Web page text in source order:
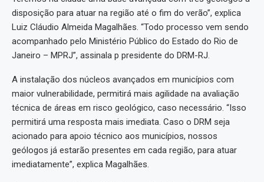
disposição para atuar na região até o fim do verão”, explica
Luiz Cláudio Almeida Magalhães. “Todo processo vem sendo
acompanhado pelo Ministério Público do Estado do Rio de
Janeiro – MPRJ”, assinala p presidente do DRM-RJ.
A instalação dos núcleos avançados em municípios com
maior vulnerabilidade, permitirá mais agilidade na avaliação
técnica de áreas em risco geológico, caso necessário. “Isso
permitirá uma resposta mais imediata. Caso o DRM seja
acionado para apoio técnico aos municípios, nossos
geólogos já estarão presentes em cada região, para atuar
imediatamente”, explica Magalhães.